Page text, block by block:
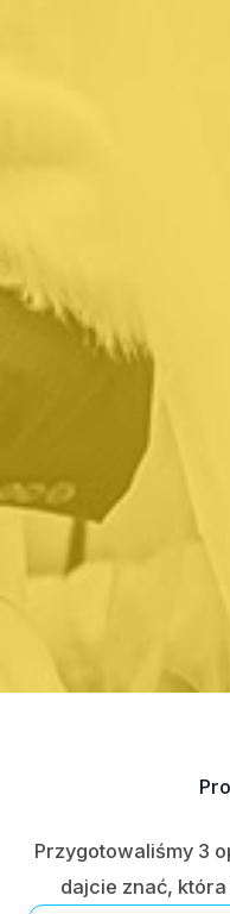
Przygotowaliśmy 3
dajcie znać,